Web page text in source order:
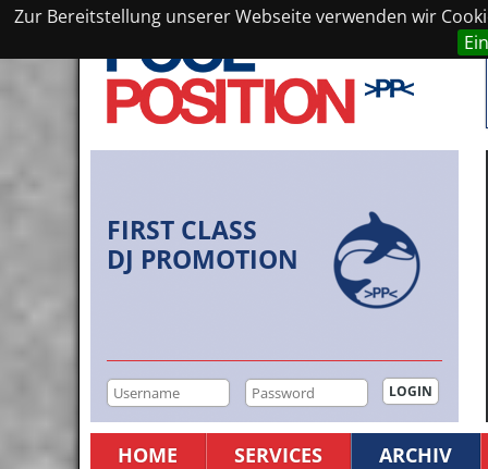
Zur Bereitstellung unserer Webseite verwenden wir
FIRST CLASS
DJ PROMOTION
HOME SERVICES ARCHIV